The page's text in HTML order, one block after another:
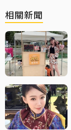
相關新聞